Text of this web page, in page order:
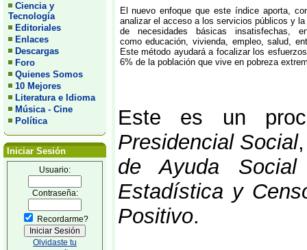
Ciencia y
Tecnología
Editoriales
Enlaces
Descargas
Foro
Quienes Somos
10 Mejores
Literatura e Idioma
Música - Cine
Política
Iniciar Sesión
Usuario:
Contraseña:
Recordarme?
Olvidaste tu
El nuevo enfoque que este índice aporta,
analizar el acceso a los servicios públicos y
de necesidades básicas insatisfechas,
como educación, vivienda, empleo, salud,
Este método ayudará a focalizar los
6% de la población que vive en pobreza
Este es un
Presidencial Social
de Ayuda Social
Estadística y
Positivo.